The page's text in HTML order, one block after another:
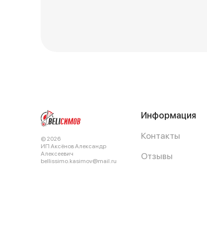
© 2026
ИП Аксёнов Александр
Алексеевич
bellissimo.kasimov@mail.ru
Информация
Контакты
Отзывы